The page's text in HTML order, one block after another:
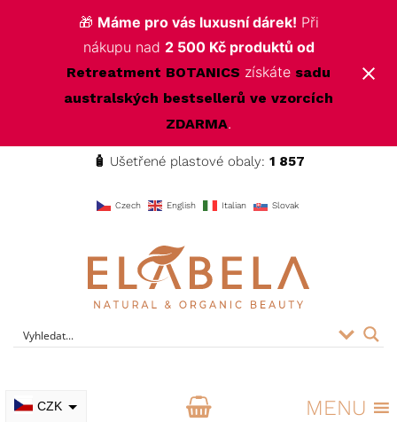
🎁 Máme pro vás luxusní dárek! Při
nákupu nad 2 500 Kč produktů od
Retreatment BOTANICS získáte sadu
australských bestsellerů ve vzorcích
ZDARMA.
🧴 Ušetřené plastové obaly: 1 857
Czech English Italian Slovak
ELABELA Beauty Kvalitní kosmetika pro vás
CZK MENU